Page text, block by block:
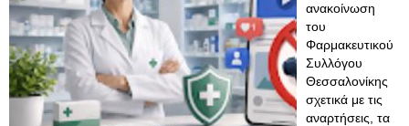
ανακοίνωση
του
Φαρμακευτικού
Συλλόγου
Θεσσαλονίκης
σχετικά με τις
αναρτήσεις, τα